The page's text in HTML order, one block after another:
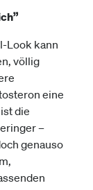
Look kann
völlig
eine
die
–
genauso